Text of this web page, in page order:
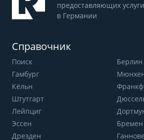
предоставляющих
в Германии
Справочник
Поиск
Берлин
Гамбург
Кёльн
Штутгарт
Лейпциг
Эссен
Бремен
Дрезден